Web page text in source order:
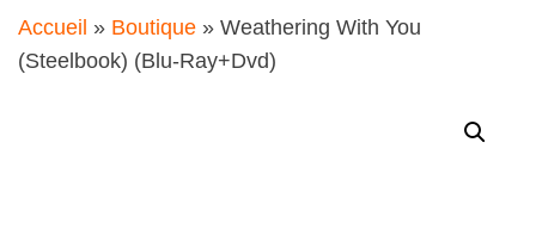
Accueil » Boutique » Weathering With You
(Steelbook) (Blu-Ray+Dvd)